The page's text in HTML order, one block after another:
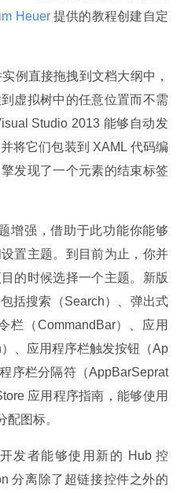
Heuer 提供的教程创建自定
例直接拖拽到文档大纲中，
虚拟树中的任意位置而不需
Studio 2013 能够自动发
将它们包装到 XAML 代码编
发现了一个元素的结束标签
增强，借助于此功能你能够
置主题。到目前为止，你并
的时候选择一个主题。新版
括搜索（Search）、弹出式
栏（CommandBar）、应用
、应用程序栏触发按钮（Ap
序栏分隔符（AppBarSeprat
应用程序指南，能够使用
配图标。
发者能够使用新的 Hub 控
分离除了超链接控件之外的